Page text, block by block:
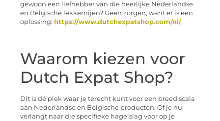
gewoon een liefhebber van die heerlijke Nederlandse
en Belgische lekkernijen? Geen zorgen, want er is een
oplossing: https://www.dutchexpatshop.com/nl/.
Waarom kiezen voor
Dutch Expat Shop?
Dit is dé plek waar je terecht kunt voor een breed scala
aan Nederlandse en Belgische producten. Of je nu
verlangt naar die specifieke hagelslag voor op je